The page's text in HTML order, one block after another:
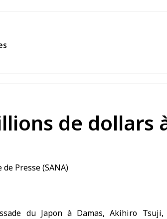
de dollars
du Japon à Damas,Akihiro Tsuji,